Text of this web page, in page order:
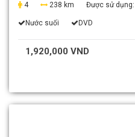
4
238 km Được sử dụng:
Nước suối DVD
1,920,000 VND